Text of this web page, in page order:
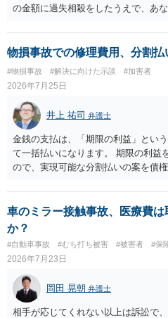
の金額に過失相殺をしたうえで、あ
分割払いにしたいとの示談案を提案
されるのであれば、斡旋、仲裁、民
物損事故での修理費用、分割払
#物損事故 #解決に向けた示談 #加害者
2026年7月25日
井上 祐司 弁護士
金銭の支払は、「期限の利益」とい
て一括払いになります。 期限の利益
ので、実現可能な分割払いの案を債
車のミラー接触事故、医療費は
か？
#自動車事故 #むち打ち被害 #被害者 #保
2026年7月23日
岡田 晃朝 弁護士
相手が応じてくれない以上は訴訟で